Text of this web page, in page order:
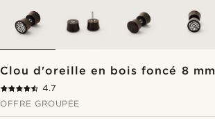
Clou d'oreille en bois foncé 8 mm
4.7
OFFRE GROUPÉE